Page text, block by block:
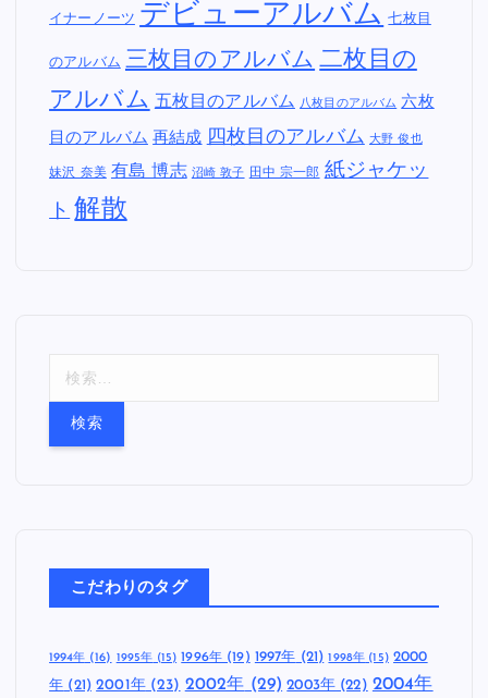
イナーノーツ デビューアルバム 七枚目
のアルバム 三枚目のアルバム 二枚目の
アルバム 五枚目のアルバム 八枚目のアルバム 六枚
目のアルバム 再結成 四枚目のアルバム 大野 俊也
妹沢 奈美 有島 博志 沼崎 敦子 田中 宗一郎 紙ジャケッ
ト 解散
こだわりのタグ
1994年(16) 1995年 (15) 1996年(19) 1997年 (21) 1998年 (15) 2000
年 (21) 2001年(23) 2002年 (29) 2003年 (22) 2004年